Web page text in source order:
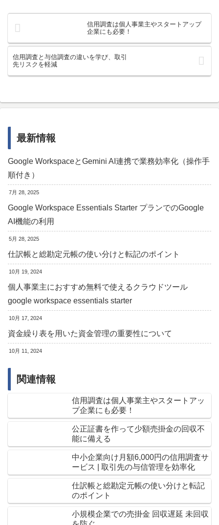
信用調査は個人事業主やスタートアップ
企業にも必要！
信用調査と与信調査の違いを学び、取引
先リスクを軽減
最新情報
Google WorkspaceとGemini AI連携で業務効率化（操作手
順付き）
7月 28, 2025
Google Workspace Essentials Starter プランでのGoogle
AI機能の利用
5月 28, 2025
仕訳帳と総勘定元帳の使い分けと転記のポイント
10月 19, 2024
個人事業主におすすめ無料で使えるクラウドツール
google workspace essentials starter
10月 17, 2024
資金繰り表を用いた資金管理の重要性について
10月 11, 2024
関連情報
信用調査は個人事業主やスタートアッ
プ企業にも必要！
公正証書を作って少額売掛金の回収不
能に備える
中小企業向け月額6,000円の信用調査サ
ービス | 取引先の与信管理を効率化
仕訳帳と総勘定元帳の使い分けと転記
のポイント
小規模企業での売掛金 回収遅延 未回収